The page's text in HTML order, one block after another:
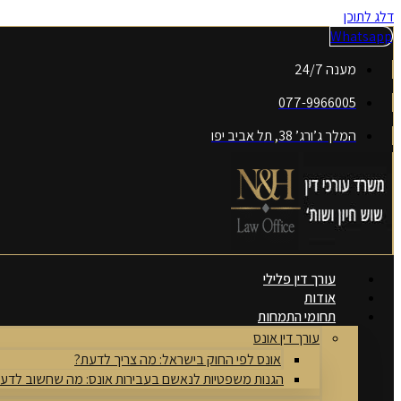
דלג לתוכן
Whatsapp
מענה 24/7
077-9966005
המלך ג’ורג’ 38, תל אביב יפו
עורך דין פלילי
אודות
תחומי התמחות
עורך דין אונס
אונס לפי החוק בישראל: מה צריך לדעת?
הגנות משפטיות לנאשם בעבירות אונס: מה שחשוב